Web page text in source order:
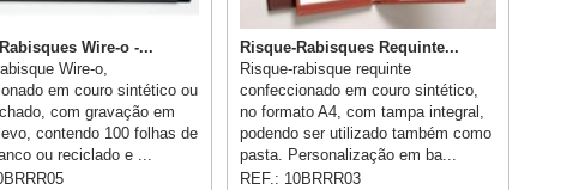
Wire-o -...
Wire-o,
em couro sintético ou
com gravação em
contendo 100 folhas de
ou reciclado e ...
Risque-Rabisques Requinte...
Risque-rabisque requinte
confeccionado em couro sintético,
no formato A4, com tampa integral,
podendo ser utilizado também como
pasta. Personalização em ba...
REF.: 10BRRR03